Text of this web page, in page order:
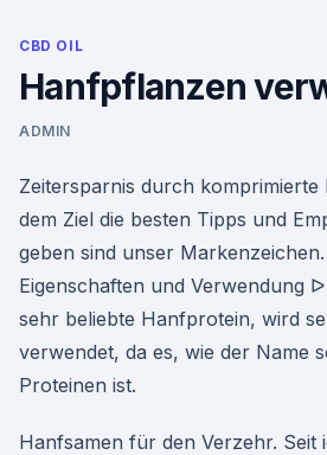
CBD OIL
Hanfpflanzen
ADMIN
Zeitersparnis durch
dem Ziel die besten Tipps und
geben sind unser
Eigenschaften und Verwendung
sehr beliebte Hanfprotein, wird
verwendet, da es, wie der Name
Proteinen ist.
Hanfsamen für den Verzehr. Seit